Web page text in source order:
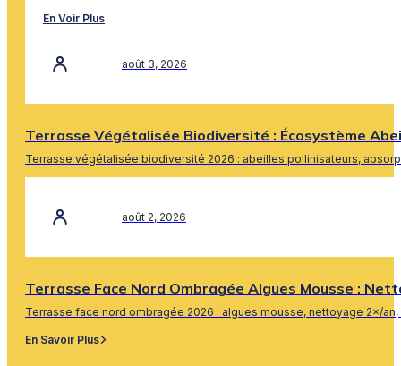
En Voir Plus
août 3, 2026
Terrasse Végétalisée Biodiversité : Écosystème
Terrasse végétalisée biodiversité 2026 : abeilles pollinisateurs,
août 2, 2026
Terrasse Face Nord Ombragée Algues Mousse :
Terrasse face nord ombragée 2026 : algues mousse, nettoyage 2×/
En Savoir Plus